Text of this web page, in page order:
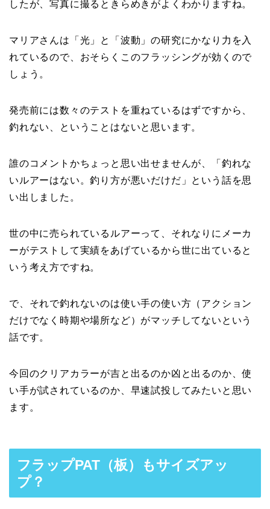
したが、写真に撮るときらめきがよくわかりますね。
マリアさんは「光」と「波動」の研究にかなり力を入
れているので、おそらくこのフラッシングが効くので
しょう。
発売前には数々のテストを重ねているはずですから、
釣れない、ということはないと思います。
誰のコメントかちょっと思い出せませんが、「釣れな
いルアーはない。釣り方が悪いだけだ」という話を思
い出しました。
世の中に売られているルアーって、それなりにメーカ
ーがテストして実績をあげているから世に出ていると
いう考え方ですね。
で、それで釣れないのは使い手の使い方（アクション
だけでなく時期や場所など）がマッチしてないという
話です。
今回のクリアカラーが吉と出るのか凶と出るのか、使
い手が試されているのか、早速試投してみたいと思い
ます。
フラップPAT（板）もサイズアッ
プ？